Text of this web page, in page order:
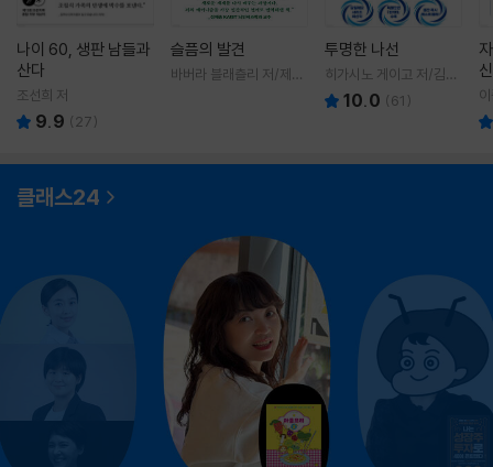
나이 60, 생판 남들과
산다
조선희 저
9.9 ( 27)
슬픔의 발견
바버라 블래츨리 저/제효
투명한 나선
히가시노 게이고 저/김선
영 역10.0 (61 )
클래스24